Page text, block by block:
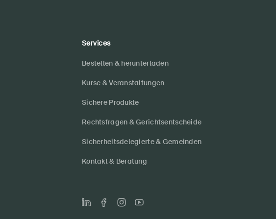
Services
Bestellen & herunterladen
Kurse & Veranstaltungen
Sichere Produkte
Rechtsfragen & Gerichtsentscheide
Sicherheitsdelegierte & Gemeinden
Kontakt & Beratung